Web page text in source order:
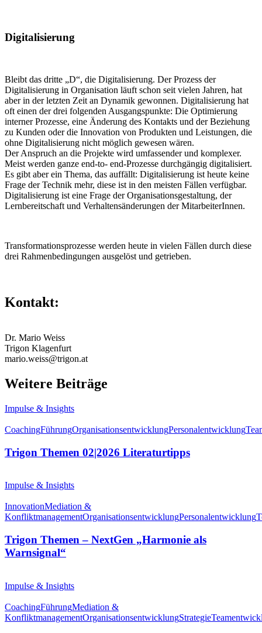
Digitalisierung
Bleibt das dritte „D“, die Digitalisierung. Der Prozess der
Digitalisierung in Organisation läuft schon seit vielen Jahren, hat
aber in der letzten Zeit an Dynamik gewonnen. Digitalisierung hat
oft einen der drei folgenden Ausgangspunkte: Die Optimierung
interner Prozesse, eine Änderung des Kontakts und der Beziehung
zu Kunden oder die Innovation von Produkten und Leistungen, die
ohne Digitalisierung nicht möglich gewesen wären.
Der Anspruch an die Projekte wird umfassender und komplexer.
Meist werden ganze end-to- end-Prozesse durchgängig digitalisiert.
Es gibt aber ein Thema, das auffällt: Digitalisierung ist heute keine
Frage der Technik mehr, diese ist in den meisten Fällen verfügbar.
Digitalisierung ist eine Frage der Organisationsgestaltung, der
Lernbereitschaft und Verhaltensänderungen der MitarbeiterInnen.
Transformationsprozesse werden heute in vielen Fällen durch diese
drei Rahmenbedingungen ausgelöst und getrieben.
Kontakt:
Dr. Mario Weiss
Trigon Klagenfurt
mario.weiss@trigon.at
Weitere Beiträge
Impulse & Insights
CoachingFührungOrganisationsentwicklungPersonalentwicklung
Trigon Themen 02|2026 Literaturtipps
Impulse & Insights
InnovationMediation &
KonfliktmanagementOrganisationsentwicklungPersonalentwicklung
Trigon Themen – NextGen „Harmonie als
Warnsignal“
Impulse & Insights
CoachingFührungMediation &
KonfliktmanagementOrganisationsentwicklungStrategie